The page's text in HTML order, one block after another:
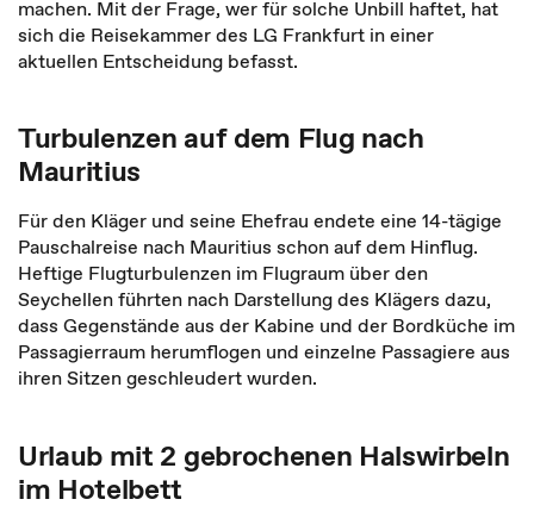
machen. Mit der Frage, wer für solche Unbill haftet, hat
sich die Reisekammer des LG Frankfurt in einer
aktuellen Entscheidung befasst.
Turbulenzen auf dem Flug nach
Mauritius
Für den Kläger und seine Ehefrau endete eine 14-tägige
Pauschalreise nach Mauritius schon auf dem Hinflug.
Heftige Flugturbulenzen im Flugraum über den
Seychellen führten nach Darstellung des Klägers dazu,
dass Gegenstände aus der Kabine und der Bordküche im
Passagierraum herumflogen und einzelne Passagiere aus
ihren Sitzen geschleudert wurden.
Urlaub mit 2 gebrochenen Halswirbeln
im Hotelbett